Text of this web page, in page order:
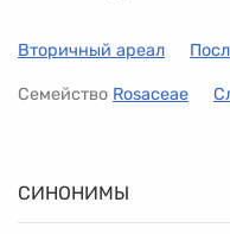
Вторичный ареал
Семейство Rosaceae
СИНОНИМЫ